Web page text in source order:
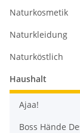
Naturkosmetik
Naturkleidung
Naturköstlich
Haushalt
Ajaa!
Boss Hände